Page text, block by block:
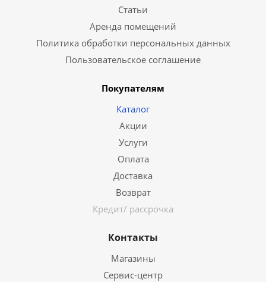
Статьи
Аренда помещений
Политика обработки персональных данных
Пользовательское соглашение
Покупателям
Каталог
Акции
Услуги
Оплата
Доставка
Возврат
Кредит/ рассрочка
Контакты
Магазины
Сервис-центр